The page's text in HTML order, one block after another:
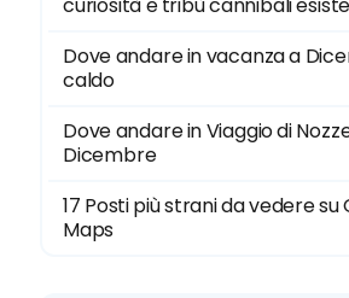
Dove andare in vacanza a
caldo
Dove andare in Viaggio di
Dicembre
17 Posti più strani da vedere su
Maps